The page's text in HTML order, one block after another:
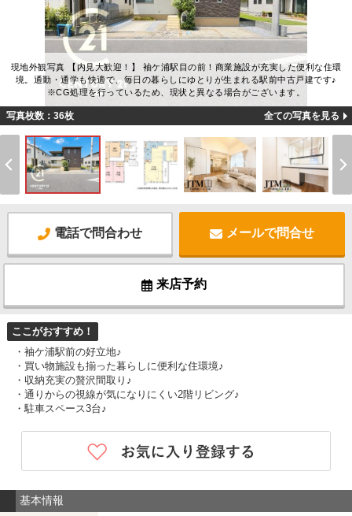
現地外観写真 【内見大歓迎！】 袖ケ浦駅目の前！商業施設が充実した便利な住環
境。通勤・通学も快適で、毎日の暮らしにゆとりが生まれる駅前中古戸建です♪
※CG処理を行っているため、現状と異なる場合がございます。
写真枚数：36枚 全ての写真を見る
電話で問合わせ メールで問合せ
来店予約
ここがおすすめ！
・袖ケ浦駅前の好立地♪
・買い物施設も揃った暮らしに便利な住環境♪
・収納充実の贅沢間取り♪
・通りからの視線が気になりにくい2階リビング♪
・駐車スペース3台♪
基本情報